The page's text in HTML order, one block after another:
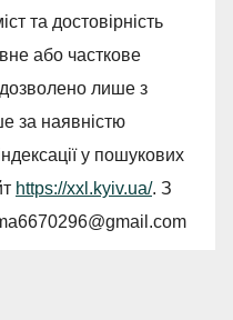
та достовірність
або часткове
дозволено лише з
за наявністю
у пошукових
https://xxl.kyiv.ua/. З